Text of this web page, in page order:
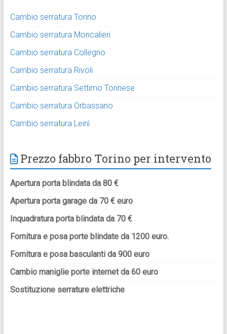
Cambio serratura Torino
Cambio serratura Moncalieri
Cambio serratura Collegno
Cambio serratura Rivoli
Cambio serratura Settimo Torinese
Cambio serratura Orbassano
Cambio serratura Leinì
Prezzo fabbro Torino per intervento
Apertura porta blindata da 80 €
Apertura porta garage da 70 € euro
Inquadratura porta blindata da 70 €
Fornitura e posa porte blindate da 1200 euro.
Fornitura e posa basculanti da 900 euro
Cambio maniglie porte internet da 60 euro
Sostituzione serrature elettriche